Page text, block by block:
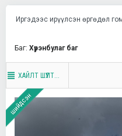
Иргэдээс ирүүлсэн өргөдөл
Баг: Хүрэнбулаг баг
ХАЙЛТ ШҮҮЛТ...
шийдсэн